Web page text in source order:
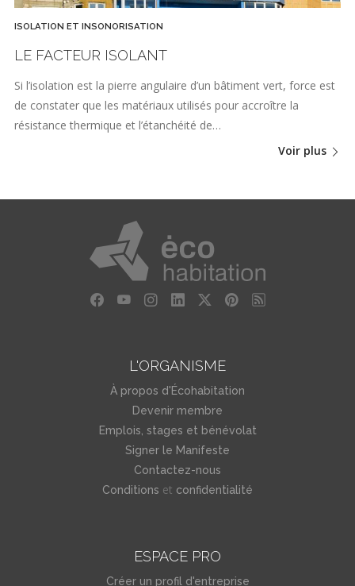
ISOLATION ET INSONORISATION
LE FACTEUR ISOLANT
Si l’isolation est la pierre angulaire d’un bâtiment vert, force est
de constater que les matériaux utilisés pour accroître la
résistance thermique et l’étanchéité de…
Voir plus
L'ORGANISME
À propos d'Écohabitation
Devenir membre
Emplois, stages et bénévolat
Signer le Manifeste
Contactez-nous
Conditions et confidentialité
ESPACE PRO
Créer un profil d'entreprise